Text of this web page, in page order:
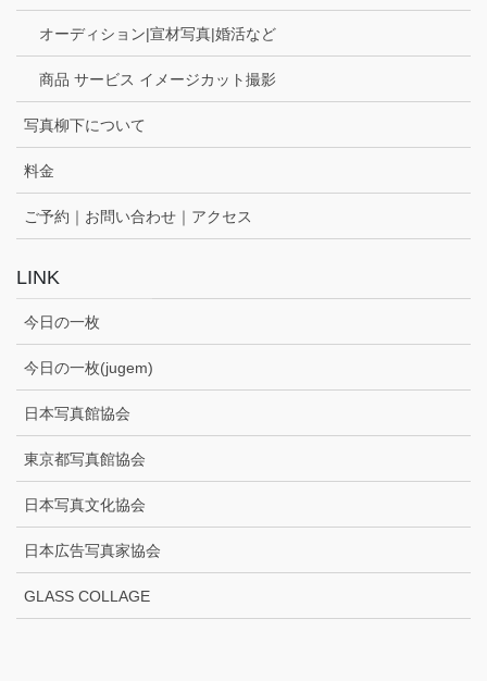
オーディション|宣材写真|婚活など
商品 サービス イメージカット撮影
写真柳下について
料金
ご予約｜お問い合わせ｜アクセス
LINK
今日の一枚
今日の一枚(jugem)
日本写真館協会
東京都写真館協会
日本写真文化協会
日本広告写真家協会
GLASS COLLAGE